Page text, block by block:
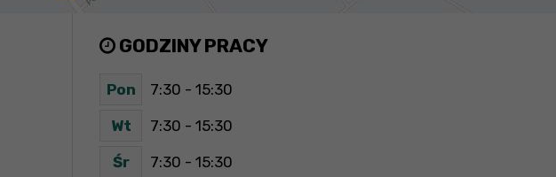
GODZINY PRACY
Pon 7:30 - 15:30
Wt 7:30 - 15:30
Śr 7:30 - 15:30